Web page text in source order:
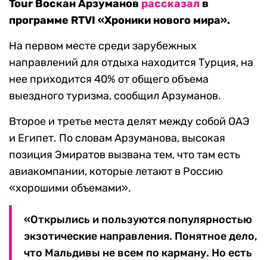
Tour Воскан Арзуманов рассказал в
программе RTVI «Хроники нового мира».
На первом месте среди зарубежных
направлений для отдыха находится Турция, на
нее приходится 40% от общего объема
выездного туризма, сообщил Арзуманов.
Второе и третье места делят между собой ОАЭ
и Египет. По словам Арзуманова, высокая
позиция Эмиратов вызвана тем, что там есть
авиакомпании, которые летают в Россию
«хорошими объемами».
«Открылись и пользуются популярностью
экзотические направления. Понятное дело,
что Мальдивы не всем по карману. Но есть